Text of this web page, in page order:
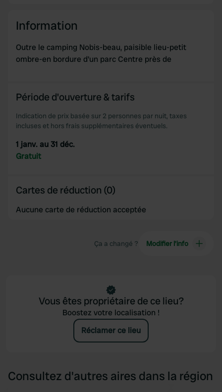
Information
Outre le camping Nobis-beau, paisible lieu-petit
ombre-en bordure d'un parc Centre près de
Période d'ouverture & tarifs
Indication de prix basée sur 2 personnes par nuit, taxes
incluses et hors frais supplémentaires éventuels.
1 janv. au 31 déc.
Gratuit
Cartes de réduction (0)
Aucune carte de réduction acceptée
Ça a changé ? Modifier l’info
Vous êtes propriétaire de ce lieu?
Boostez votre localisation !
Réclamer ce lieu
Consultez d'autres aires dans la région